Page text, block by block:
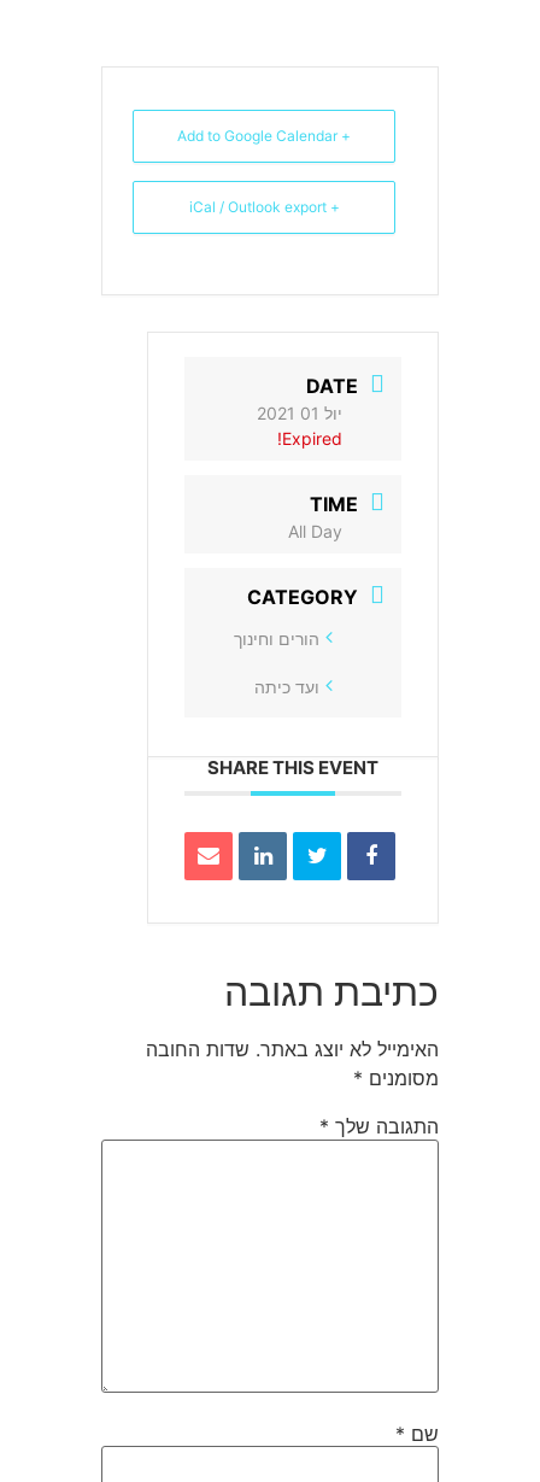
+ Add to Google Calendar
+ iCal / Outlook export
DATE
יול 01 2021
Expired!
TIME
All Day
CATEGORY
הורים וחינוך
ועד כיתה
SHARE THIS EVENT
כתיבת תגובה
האימייל לא יוצג באתר. שדות החובה
מסומנים *
התגובה שלך *
שם *